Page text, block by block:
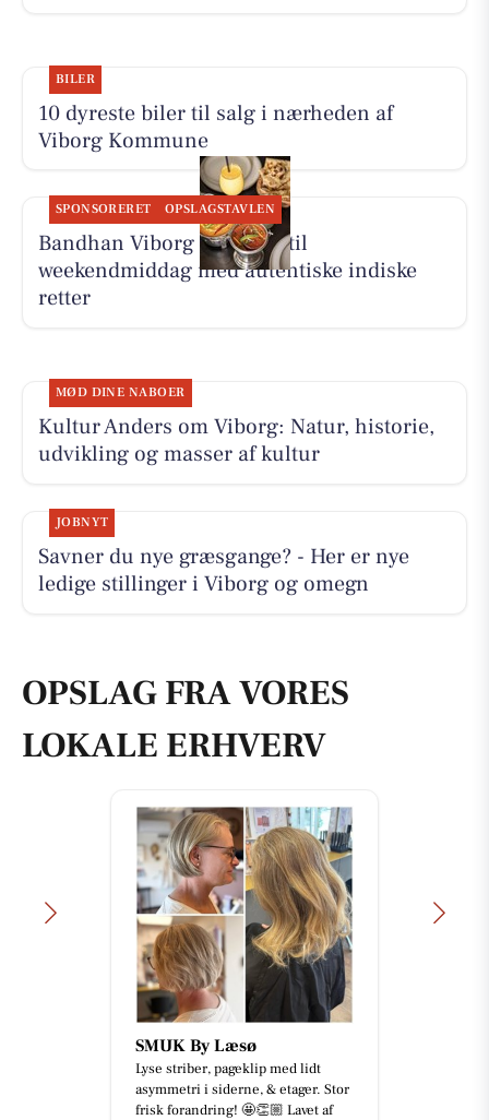
BILER
10 dyreste biler til salg i nærheden af
Viborg Kommune
SPONSORERET OPSLAGSTAVLEN
Bandhan Viborg inviterer til
weekendmiddag med autentiske indiske
retter
MØD DINE NABOER
Kultur Anders om Viborg: Natur, historie,
udvikling og masser af kultur
JOBNYT
Savner du nye græsgange? - Her er nye
ledige stillinger i Viborg og omegn
OPSLAG FRA VORES
LOKALE ERHVERV
SMUK By Læsø
Lyse striber, pageklip med lidt
asymmetri i siderne, & etager. Stor
frisk forandring! 🤩👏🏼 Lavet af